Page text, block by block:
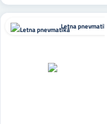
Letna pnevmatika